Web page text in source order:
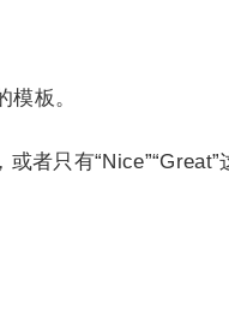
模板。
者只有